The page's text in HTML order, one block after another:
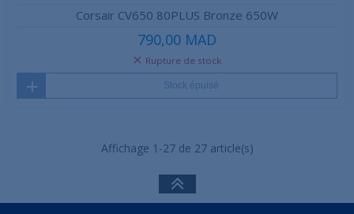
Corsair CV650 80PLUS Bronze 650W
790,00 MAD
Rupture de stock
Stock épuisé
Affichage 1-27 de 27 article(s)